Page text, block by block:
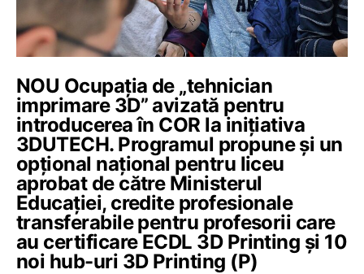
NOU Ocupația de „tehnician
imprimare 3D” avizată pentru
introducerea în COR la inițiativa
3DUTECH. Programul propune și un
opțional național pentru liceu
aprobat de către Ministerul
Educației, credite profesionale
transferabile pentru profesorii care
au certificare ECDL 3D Printing și 10
noi hub-uri 3D Printing (P)